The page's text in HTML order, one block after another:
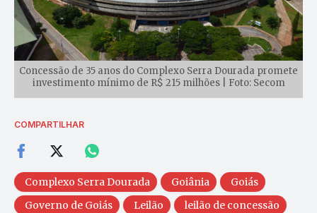
Concessão de 35 anos do Complexo Serra Dourada promete
investimento mínimo de R$ 215 milhões | Foto: Secom
COMPARTILHAR
Complexo Serra Dourada Goiânia
Goiás
Governo de Goiás
Leilão
leilão de concessão